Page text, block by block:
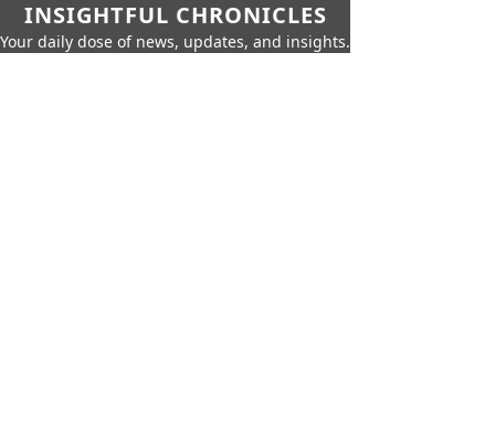
INSIGHTFUL CHRONICLES
Your daily dose of news, updates, and insights.